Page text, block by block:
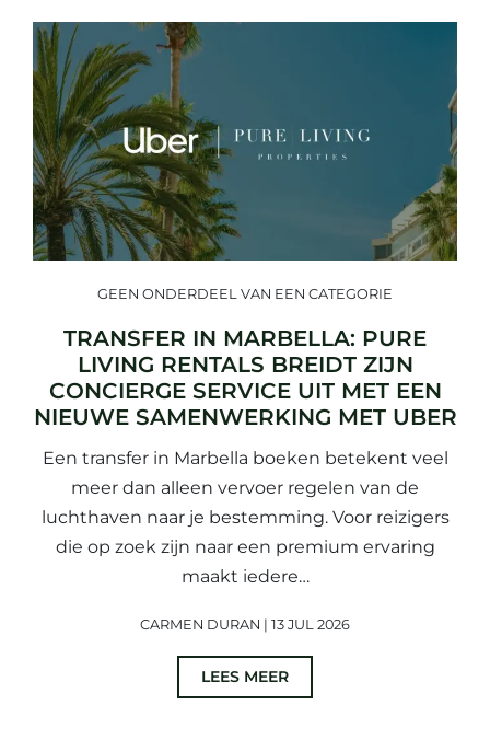
GEEN ONDERDEEL VAN EEN CATEGORIE
TRANSFER IN MARBELLA: PURE
LIVING RENTALS BREIDT ZIJN
CONCIERGE SERVICE UIT MET EEN
NIEUWE SAMENWERKING MET UBER
Een transfer in Marbella boeken betekent veel
meer dan alleen vervoer regelen van de
luchthaven naar je bestemming. Voor reizigers
die op zoek zijn naar een premium ervaring
maakt iedere…
CARMEN DURAN | 13 JUL 2026
LEES MEER